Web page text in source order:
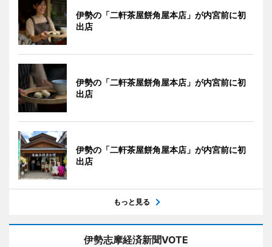
伊勢の「二軒茶屋餅角屋本店」が内宮前に初
出店
伊勢の「二軒茶屋餅角屋本店」が内宮前に初
出店
伊勢の「二軒茶屋餅角屋本店」が内宮前に初
出店
もっと見る
伊勢志摩経済新聞VOTE